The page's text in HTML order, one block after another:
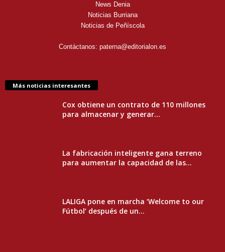
News Denia
Noticias Burriana
Noticias de Peñíscola
Contáctanos: paterna@editorialon.es
Más noticias interesantes
Cox obtiene un contrato de 110 millones
para almacenar y generar...
La fabricación inteligente gana terreno
para aumentar la capacidad de las...
LALIGA pone en marcha ‘Welcome to our
Fútbol’ después de un...